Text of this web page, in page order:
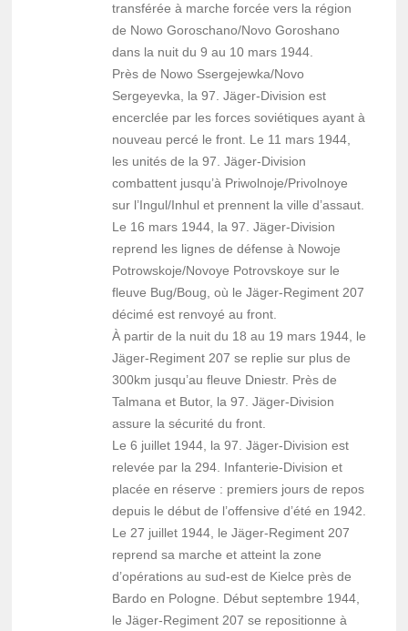
transférée à marche forcée vers la région
de Nowo Goroschano/Novo Goroshano
dans la nuit du 9 au 10 mars 1944.
Près de Nowo Ssergejewka/Novo
Sergeyevka, la 97. Jäger-Division est
encerclée par les forces soviétiques ayant à
nouveau percé le front. Le 11 mars 1944,
les unités de la 97. Jäger-Division
combattent jusqu’à Priwolnoje/Privolnoye
sur l’Ingul/Inhul et prennent la ville d’assaut.
Le 16 mars 1944, la 97. Jäger-Division
reprend les lignes de défense à Nowoje
Potrowskoje/Novoye Potrovskoye sur le
fleuve Bug/Boug, où le Jäger-Regiment 207
décimé est renvoyé au front.
À partir de la nuit du 18 au 19 mars 1944, le
Jäger-Regiment 207 se replie sur plus de
300km jusqu’au fleuve Dniestr. Près de
Talmana et Butor, la 97. Jäger-Division
assure la sécurité du front.
Le 6 juillet 1944, la 97. Jäger-Division est
relevée par la 294. Infanterie-Division et
placée en réserve : premiers jours de repos
depuis le début de l’offensive d’été en 1942.
Le 27 juillet 1944, le Jäger-Regiment 207
reprend sa marche et atteint la zone
d’opérations au sud-est de Kielce près de
Bardo en Pologne. Début septembre 1944,
le Jäger-Regiment 207 se repositionne à